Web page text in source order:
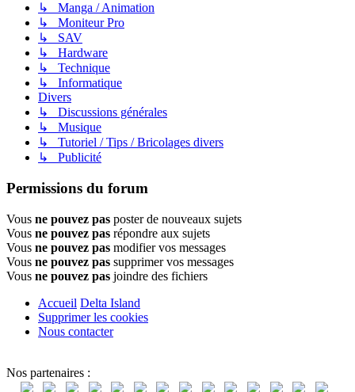
↳ Manga / Animation
↳ Moniteur Pro
↳ SAV
↳ Hardware
↳ Technique
↳ Informatique
Divers
↳ Discussions générales
↳ Musique
↳ Tutoriel / Tips / Bricolages divers
↳ Publicité
Permissions du forum
Vous ne pouvez pas poster de nouveaux sujets
Vous ne pouvez pas répondre aux sujets
Vous ne pouvez pas modifier vos messages
Vous ne pouvez pas supprimer vos messages
Vous ne pouvez pas joindre des fichiers
Accueil Delta Island
Supprimer les cookies
Nous contacter
Nos partenaires :